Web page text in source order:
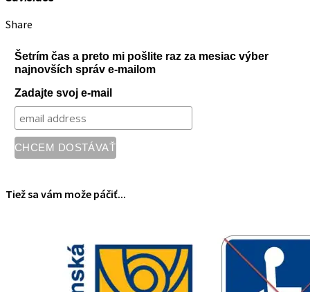
Share
Šetrím čas a preto mi pošlite raz za mesiac výber
najnovších správ e-mailom
Zadajte svoj e-mail
Tiež sa vám može páčiť...